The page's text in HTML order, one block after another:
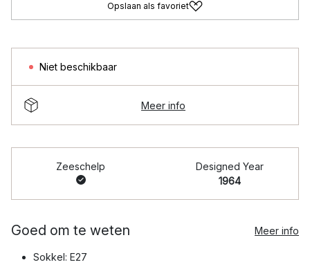
Opslaan als favoriet
Niet beschikbaar
Meer info
Zeeschelp
Designed Year
1964
Goed om te weten Meer info
Sokkel: E27